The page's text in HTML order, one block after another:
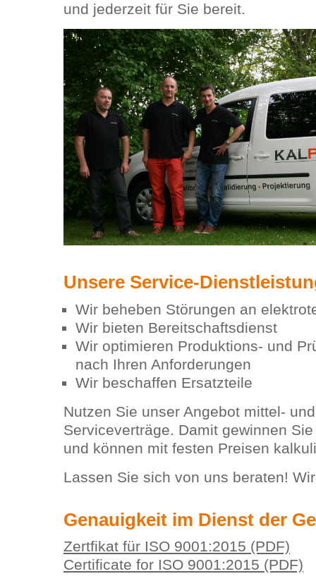
und jederzeit für Sie bereit.
Unsere Service-
Wir beheben Störungen an
Wir bieten Bereitschaftsdienst
Wir optimieren Produktions- und
nach Ihren Anforderungen
Wir beschaffen Ersatzteile
Nutzen Sie unser Angebot mittel-
Serviceverträge. Damit gewinnen
und können mit festen Preisen
Lassen Sie sich von uns beraten!
Genauigkeit im Dienst der
Zertfikat für ISO 9001:2015 (PDF)
Certificate for ISO 9001:2015 (PDF)